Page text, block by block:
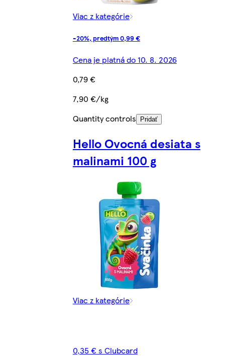
Viac z kategórie
-20%, predtým 0,99 €
Cena je platná do 10. 8. 2026
0,79 €
7,90 €/kg
Quantity controls
Pridať
Hello Ovocná desiata s
malinami 100 g
Viac z kategórie
0,35 € s Clubcard